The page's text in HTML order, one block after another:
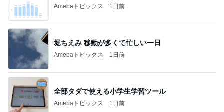
Amebaトピックス 1日前
堀ちえみ 移動が多くて忙しい一日
Amebaトピックス 1日前
全部タダで使える小学生学習ツール
Amebaトピックス 1日前